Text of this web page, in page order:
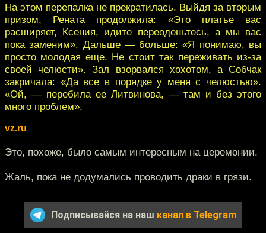
На этом перепалка не прекратилась. Выйдя за вторым
призом, Рената продолжила: «Это платье вас
расширяет, Ксения, идите переоденьтесь, а мы вас
пока заменим». Дальше — больше: «Я понимаю, вы
просто молодая еще. Не стоит так переживать из-за
своей челюсти». Зал взорвался хохотом, а Собчак
закричала: «Да все в порядке у меня с челюстью».
«Ой, — перебила ее Литвинова, — там и без этого
много проблем».
vz.ru
Это, похоже, было самым интересным на церемонии.
Жаль, пока не додумались проводить драки в грязи.
Подписывайся на наш канал в Telegram